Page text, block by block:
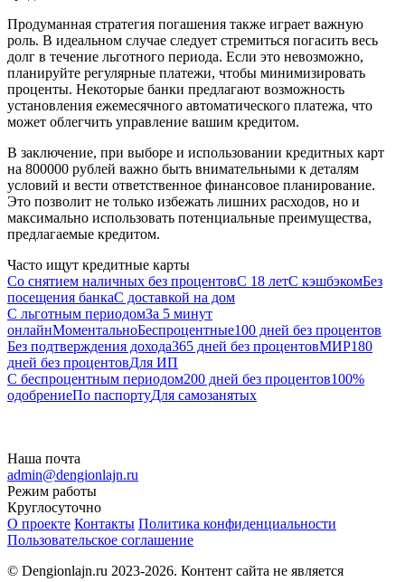
Продуманная стратегия погашения также играет важную
роль. В идеальном случае следует стремиться погасить весь
долг в течение льготного периода. Если это невозможно,
планируйте регулярные платежи, чтобы минимизировать
проценты. Некоторые банки предлагают возможность
установления ежемесячного автоматического платежа, что
может облегчить управление вашим кредитом.
В заключение, при выборе и использовании кредитных карт
на 800000 рублей важно быть внимательными к деталям
условий и вести ответственное финансовое планирование.
Это позволит не только избежать лишних расходов, но и
максимально использовать потенциальные преимущества,
предлагаемые кредитом.
Часто ищут кредитные карты
Со снятием наличных без процентовС 18 летС кэшбэкомБез
посещения банкаС доставкой на дом
С льготным периодомЗа 5 минут
онлайнМоментальноБеспроцентные100 дней без процентов
Без подтверждения дохода365 дней без процентовМИР180
дней без процентовДля ИП
С беспроцентным периодом200 дней без процентов100%
одобрениеПо паспортуДля самозанятых
Наша почта
admin@dengionlajn.ru
Режим работы
Круглосуточно
О проекте Контакты Политика конфиденциальности
Пользовательское соглашение
© Dengionlajn.ru 2023-2026. Контент сайта не является